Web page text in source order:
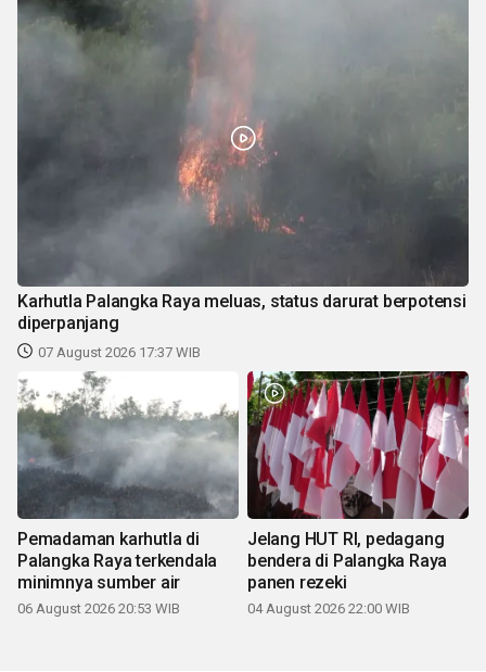
Karhutla Palangka Raya meluas, status darurat berpotensi
diperpanjang
07 August 2026 17:37 WIB
Pemadaman karhutla di
Palangka Raya terkendala
minimnya sumber air
06 August 2026 20:53 WIB
Jelang HUT RI, pedagang
bendera di Palangka Raya
panen rezeki
04 August 2026 22:00 WIB